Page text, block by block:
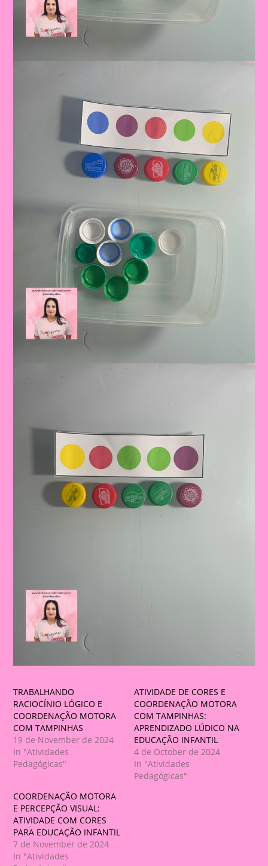
TRABALHANDO
RACIOCÍNIO LÓGICO E
COORDENAÇÃO MOTORA
COM TAMPINHAS
19 de November de 2024
In "Atividades
Pedagógicas"
ATIVIDADE DE CORES E
COORDENAÇÃO MOTORA
COM TAMPINHAS:
APRENDIZADO LÚDICO NA
EDUCAÇÃO INFANTIL
4 de October de 2024
In "Atividades
Pedagógicas"
COORDENAÇÃO MOTORA
E PERCEPÇÃO VISUAL:
ATIVIDADE COM CORES
PARA EDUCAÇÃO INFANTIL
7 de November de 2024
In "Atividades